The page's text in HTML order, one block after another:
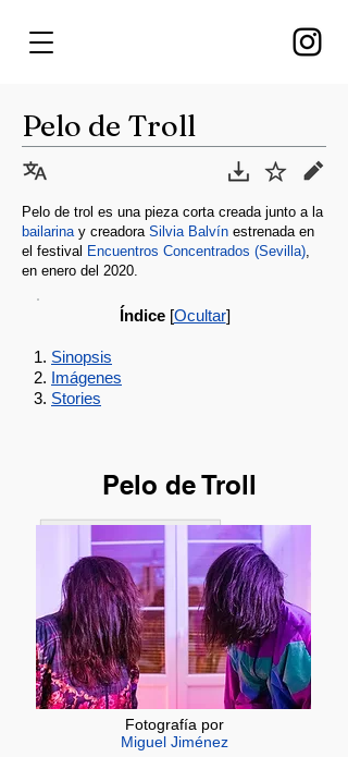
Pelo de Troll
Pelo de trol es una pieza corta creada junto a la
bailarina y creadora Silvia Balvín estrenada en
el festival Encuentros Concentrados (Sevilla),
en enero del 2020.
Índice [Ocultar]
Sinopsis
Imágenes
Stories
Pelo de Troll
Fotografía por
Miguel Jiménez